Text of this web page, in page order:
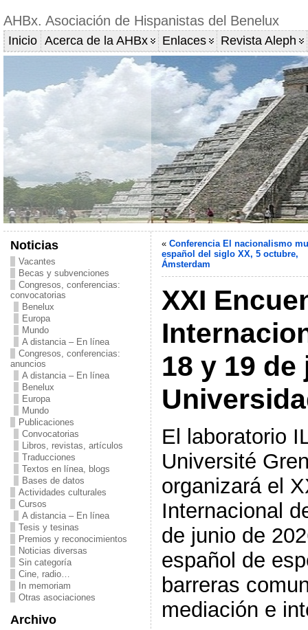
AHBx. Asociación de Hispanistas del Benelux
Inicio Acerca de la AHBx Enlaces Revista Aleph
Noticias
Vacantes
Becas y subvenciones
Congresos, conferencias:
convocatorias
Benelux
Europa
Mundo
A distancia – En línea
Congresos, conferencias:
anuncios
A distancia – En línea
Benelux
Europa
Mundo
Publicaciones
Convocatorias
Libros, revistas, artículos
Traducciones
Textos en línea, blogs
Bases de datos
Actividades culturales
Cursos
A distancia – En línea
Tesis y tesinas
Premios y reconocimientos
Noticias diversas
Sin categoría
Cine, radio…
In memoriam
Otras asociaciones
Archivo
« Conferencia El nacionalismo
español del siglo XX, 5 octubre,
Ámsterdam
XXI
18 y 19 de
El laboratorio
Université
organizará el
Internacional
de junio de
español de
barreras
mediación e